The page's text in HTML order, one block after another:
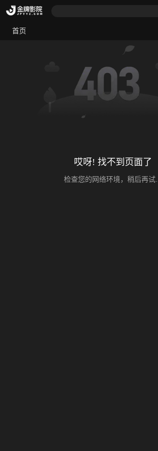
首页
哎呀! 找不到页面了
检查您的网络环境，稍后再试...